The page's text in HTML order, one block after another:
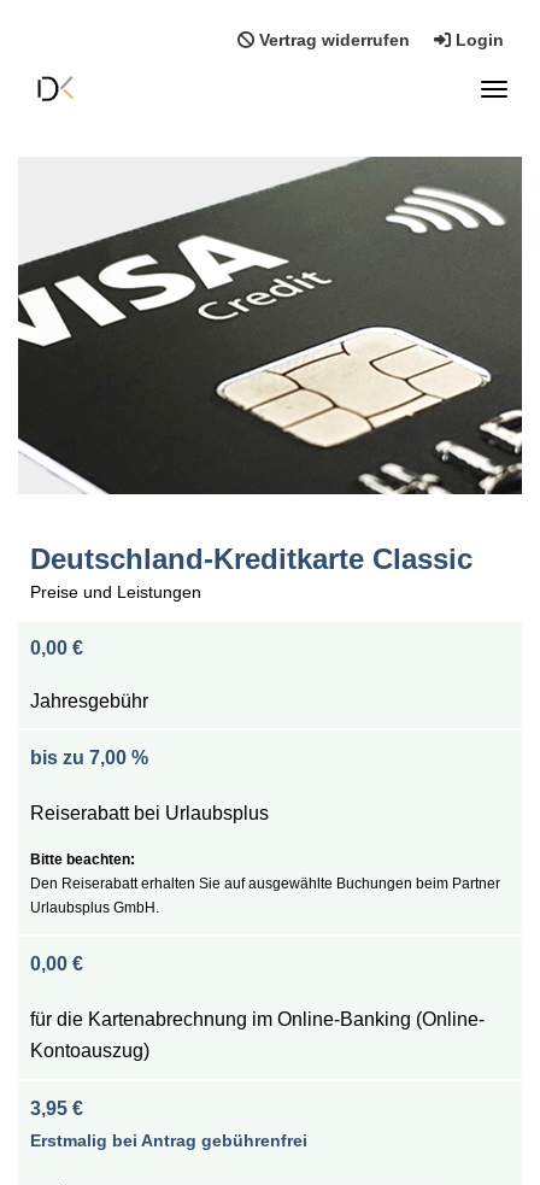
Vertrag widerrufen Login
Deutschland-Kreditkarte Classic
Preise und Leistungen
0,00 €
Jahresgebühr
bis zu 7,00 %
Reiserabatt bei Urlaubsplus
Den Reiserabatt erhalten Sie auf ausgewählte Buchungen beim Partner
Urlaubsplus GmbH.
0,00 €
für die Kartenabrechnung im Online-Banking (Online-
Kontoauszug)
3,95 €
Erstmalig bei Antrag gebührenfrei